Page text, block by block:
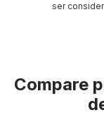
ser
Compare